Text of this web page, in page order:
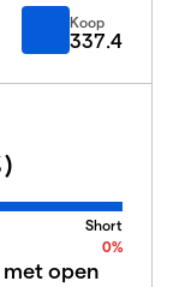
Koop
337.4
Short
0%
met open